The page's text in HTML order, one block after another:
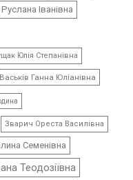
Іванівна
Юлія Степанівна
Васьків Ганна Юліанівна
Зварич Ореста Василівна
Семенівна
Теодозіївна